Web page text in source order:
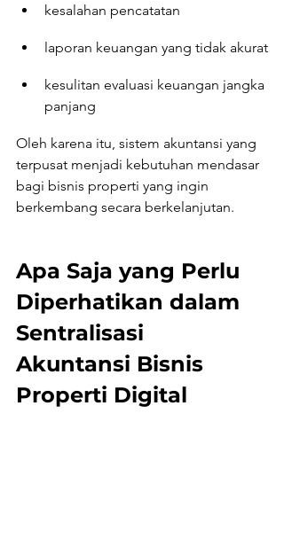
kesalahan pencatatan
laporan keuangan yang tidak akurat
kesulitan evaluasi keuangan jangka
panjang
Oleh karena itu, sistem akuntansi yang
terpusat menjadi kebutuhan mendasar
bagi bisnis properti yang ingin
berkembang secara berkelanjutan.
Apa Saja yang Perlu
Diperhatikan dalam
Sentralisasi
Akuntansi Bisnis
Properti Digital